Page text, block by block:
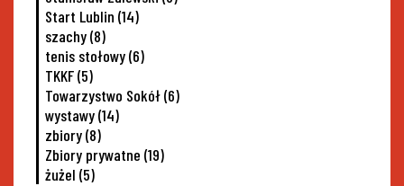
Start Lublin (14)
szachy(8)
tenis stołowy(6)
TKKF(5)
Towarzystwo Sokół(6)
wystawy(14)
zbiory(8)
Zbiory prywatne (19)
żużel (5)